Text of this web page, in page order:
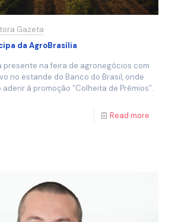
Gazeta
da AgroBrasília
presente na feira de agronegócios com
no estande do Banco do Brasil, onde
à promoção “Colheita de Prêmios”.
Read more